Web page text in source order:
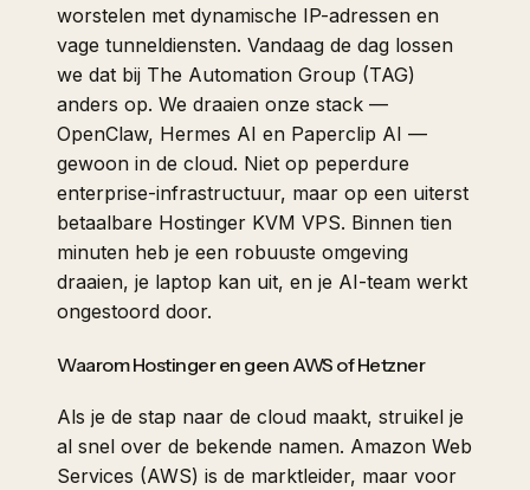
worstelen met dynamische IP-adressen en
vage tunneldiensten. Vandaag de dag lossen
we dat bij The Automation Group (TAG)
anders op. We draaien onze stack —
OpenClaw, Hermes AI en Paperclip AI —
gewoon in de cloud. Niet op peperdure
enterprise-infrastructuur, maar op een uiterst
betaalbare Hostinger KVM VPS. Binnen tien
minuten heb je een robuuste omgeving
draaien, je laptop kan uit, en je AI-team werkt
ongestoord door.
Waarom Hostinger en geen AWS of Hetzner
Als je de stap naar de cloud maakt, struikel je
al snel over de bekende namen. Amazon Web
Services (AWS) is de marktleider, maar voor